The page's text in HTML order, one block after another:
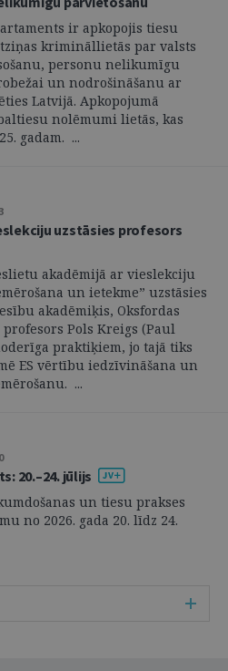
ir apkopojis tiesu
krimināllietās par valsts
personu nelikumīgu
un nodrošināšanu ar
Latvijā. Apkopojumā
nolēmumi lietās, kas
gadam. ...
uzstāsies profesors
akadēmijā ar vieslekciju
un ietekme” uzstāsies
akadēmiķis, Oksfordas
Pols Kreigs (Paul
praktiķiem, jo tajā tiks
ES vērtību iedzīvināšana un
...
20.–24. jūlijs
un tiesu prakses
no 2026. gada 20. līdz 24.